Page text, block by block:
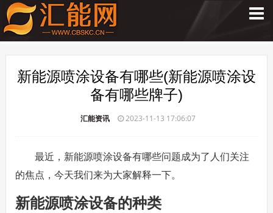
新能源喷涂设备有哪些(新能源喷涂设
备有哪些牌子)
汇能资讯 2023-11-13 17:06:07
最近，新能源喷涂设备有哪些问题成为了人们关注
的焦点，今天我们来为大家解释一下。
新能源喷涂设备的种类